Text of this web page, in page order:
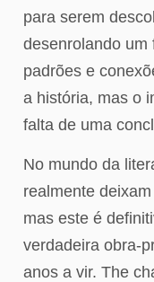
para serem
desenrolando um
padrões e
a história, mas o
falta de uma
No mundo da
realmente
mas este é
verdadeira obra-
anos a vir. The